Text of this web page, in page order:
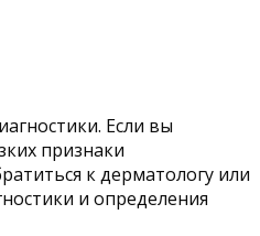
Если вы
признаки
к дерматологу или
и определения